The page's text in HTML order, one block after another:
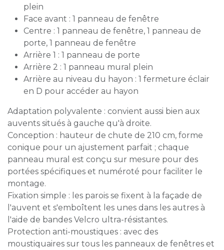
plein
Face avant : 1 panneau de fenêtre
Centre : 1 panneau de fenêtre, 1 panneau de
porte, 1 panneau de fenêtre
Arrière 1 : 1 panneau de porte
Arrière 2 : 1 panneau mural plein
Arrière au niveau du hayon : 1 fermeture éclair
en D pour accéder au hayon
Adaptation polyvalente : convient aussi bien aux
auvents situés à gauche qu'à droite.
Conception : hauteur de chute de 210 cm, forme
conique pour un ajustement parfait ; chaque
panneau mural est conçu sur mesure pour des
portées spécifiques et numéroté pour faciliter le
montage.
Fixation simple : les parois se fixent à la façade de
l'auvent et s'emboîtent les unes dans les autres à
l'aide de bandes Velcro ultra-résistantes.
Protection anti-moustiques : avec des
moustiquaires sur tous les panneaux de fenêtres et